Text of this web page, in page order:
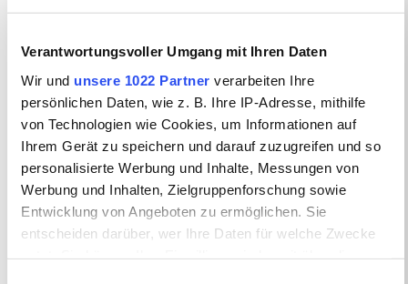
Verantwortungsvoller Umgang mit Ihren Daten
Wir und unsere 1022 Partner verarbeiten Ihre
persönlichen Daten, wie z. B. Ihre IP-Adresse, mithilfe
von Technologien wie Cookies, um Informationen auf
Ihrem Gerät zu speichern und darauf zuzugreifen und so
personalisierte Werbung und Inhalte, Messungen von
Werbung und Inhalten, Zielgruppenforschung sowie
Entwicklung von Angeboten zu ermöglichen. Sie
entscheiden darüber, wer Ihre Daten für welche Zwecke
In diesem Arbeitsbereich zu dem
DramaDer zerbrochne Krugvon
Heinrich von Kleist (1777-1811)
finden Sie verschiedeneLinks
ins Internet.
teachSam YouTube-
Playlist: Heinrich von
Kleist "Der zerbrochne